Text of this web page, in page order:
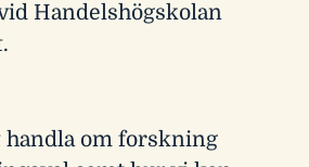
Handelshögskolan
om forskning